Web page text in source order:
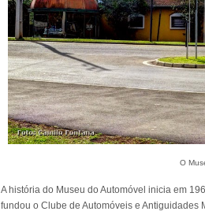
O
A história do Museu do Automóvel inicia em
fundou o Clube de Automóveis e Antiguidades